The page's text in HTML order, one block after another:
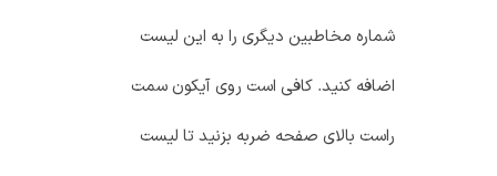
شماره مخاطبین دیگری را به این لیست
اضافه کنید. کافی است روی آیکون سمت
راست بالای صفحه ضربه بزنید تا لیست